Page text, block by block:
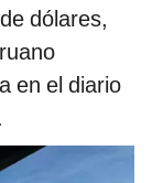
dólares,
en el diario